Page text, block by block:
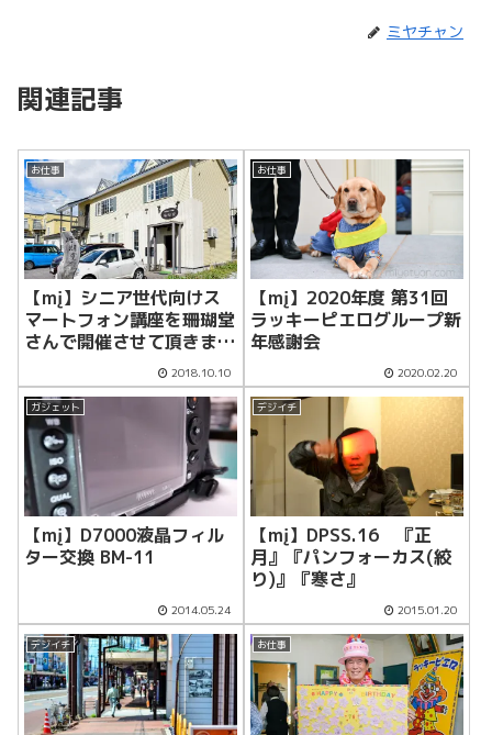
ミヤチャン
関連記事
お仕事
【mį】シニア世代向けス
マートフォン講座を珊瑚堂
さんで開催させて頂きまし
2018.10.10
お仕事
【mį】2020年度 第31回
ラッキーピエログループ新
年感謝会
2020.02.20
ガジェット
【mį】D7000液晶フィル
ター交換 BM-11
2014.05.24
デジイチ
【mį】DPSS.16 『正
月』『パンフォーカス(絞
り)』『寒さ』
2015.01.20
デジイチ お仕事